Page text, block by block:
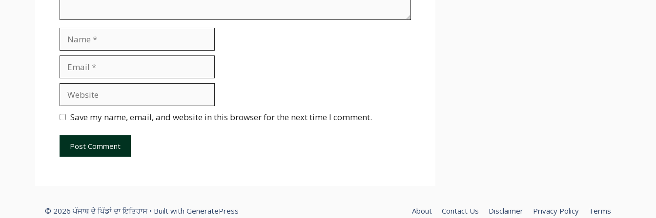
Save my name, email, and website in this browser for the next time I comment.
About Contact Us Disclaimer Privacy Policy Terms
© 2026 ਪੰਜਾਬ ਦੇ ਪਿੰਡਾਂ ਦਾ ਇਤਿਹਾਸ• Built with GeneratePress